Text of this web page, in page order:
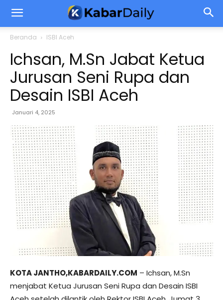
Beranda ISBI Aceh
Ichsan, M.Sn Jabat Ketua
Jurusan Seni Rupa dan
Desain ISBI Aceh
Januari 4, 2025
KOTA JANTHO,KABARDAILY.COM – Ichsan, M.Sn
menjabat Ketua Jurusan Seni Rupa dan Desain ISBI